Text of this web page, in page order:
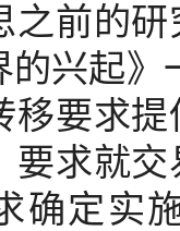
之前的
兴起》
移要求
要求就
确定实